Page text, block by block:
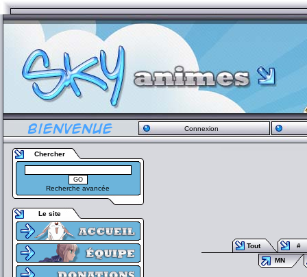
Connexion
Chercher
Recherche avancée
Le site
Tout
#
MN